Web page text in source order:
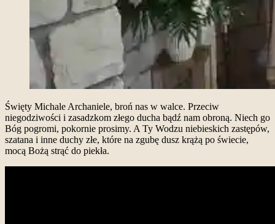
Święty Michale Archaniele, broń nas w walce. Przeciw
niegodziwości i zasadzkom złego ducha bądź nam obroną. Niech go
Bóg pogromi, pokornie prosimy. A Ty Wodzu niebieskich zastępów,
szatana i inne duchy złe, które na zgubę dusz krążą po świecie,
mocą Bożą strąć do piekła.